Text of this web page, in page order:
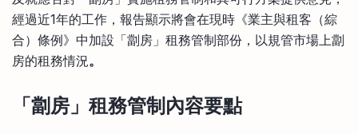
經過近1年的工作，報告顯示將會在現時《業主與租客（綜
合）條例》中加設「劏房」租務管制部份，以規管市場上劏
房的租務情況。
「劏房」租務管制內容要點